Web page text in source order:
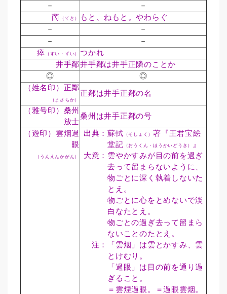
－
－
啇
（てき）
もと、ねもと。やわらぐ
－
－
－
－
瘁 （すい・ずい）
つかれ
井手鄰井手鄰は井手正隣のことか
◎
◎
（姓名印）正鄰
（まさちか）
正鄰は井手正鄰の名
（雅号印）桑州
放士
桑州は井手正鄰の号
（遊印）雲烟過
眼
（うんえんかがん）
出典： 蘇軾 （そしょく） 著『王君宝絵
堂記 （おうくん・ほうかいどうき）
』
大意： 雲やかすみが目の前を過ぎ
去って留まらないように、
物ごとに深く執着しないた
とえ。
物ごとに心をとめないで淡
白なたとえ。
物ごとの過ぎ去って留まら
ないことのたとえ。
注：
「雲烟」は雲とかすみ、雲
とけむり。
「過眼」は目の前を通り過
ぎること。
＝雲煙過眼。＝過眼雲烟。